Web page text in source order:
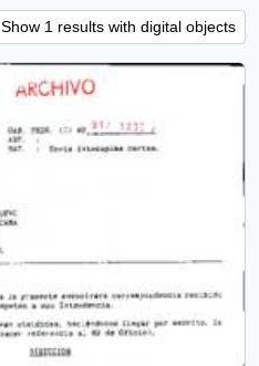
Show 1 results with digital objects